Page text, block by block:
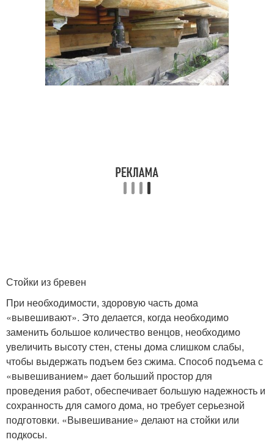
Стойки из бревен
При необходимости, здоровую часть дома
«вывешивают». Это делается, когда необходимо
заменить большое количество венцов, необходимо
увеличить высоту стен, стены дома слишком слабы,
чтобы выдержать подъем без сжима. Способ подъема с
«вывешиванием» дает больший простор для
проведения работ, обеспечивает большую надежность и
сохранность для самого дома, но требует серьезной
подготовки. «Вывешивание» делают на стойки или
подкосы.